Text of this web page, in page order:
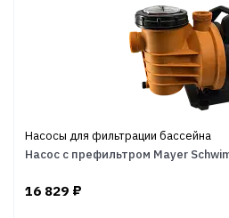
Насосы для фильтрации бассейна
Насос с префильтром Mayer
16 829 ₽